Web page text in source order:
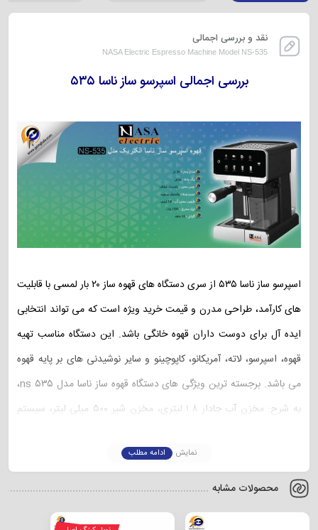
نقد و بررسی اجمالی
NASA Electric Espresso Machine Model NS-535
بررسی اجمالی اسپرسو ساز ناسا ۵۳۵
اسپرسو ساز ناسا ۵۳۵ از سری دستگاه های قهوه ساز ۲۰ بار لمسی با قابلیت
های کارآمد، طراحی مدرن و قیمت خرید ویژه است که می تواند انتخابی
ایده آل برای دوست داران قهوه خانگی باشد. این دستگاه مناسب تهیه
قهوه، اسپرسو، لاته، آمریکانو، کاپوچینو و سایر نوشیدنی های بر پایه قهوه
می باشد. برجسته ترین ویژگی های دستگاه قهوه ساز ناسا مدل ns ۵۳۵،
به شرح: مخزن آب جادار ۱.۸ لیتری، مخزن شیر ۵۰۰ میلی لیتر، سیستم
می تواند برای شما مناسب ترین گزینه ی انتخابی باشد و جزئیات بیشتری
از قابلیت های آن را به اطلاعاتان می رسانیم.
مشخصات دستگاه قهوه ساز ناسا مدل ns ۵۳۵
نمایش ادامه مطلب
محصولات مشابه